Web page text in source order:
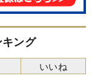
ング
いいね